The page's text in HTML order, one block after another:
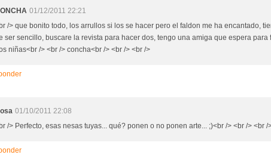
01/12/2011 22:21
/> que bonito todo, los arrullos si los se hacer pero el faldon me ha encantado,
ser sencillo, buscare la revista para hacer dos, tengo una amiga que espera para
niñas<br /> <br /> concha<br /> <br /> <br />
01/10/2011 22:08
/> Perfecto, esas nesas tuyas... qué? ponen o no ponen arte... ;)<br /> <br /> <br /